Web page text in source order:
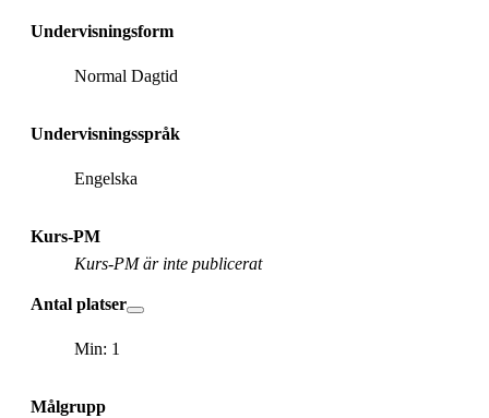
Undervisningsform
Normal Dagtid
Undervisningsspråk
Engelska
Kurs-PM
Kurs-PM är inte publicerat
Antal platser
Min: 1
Målgrupp